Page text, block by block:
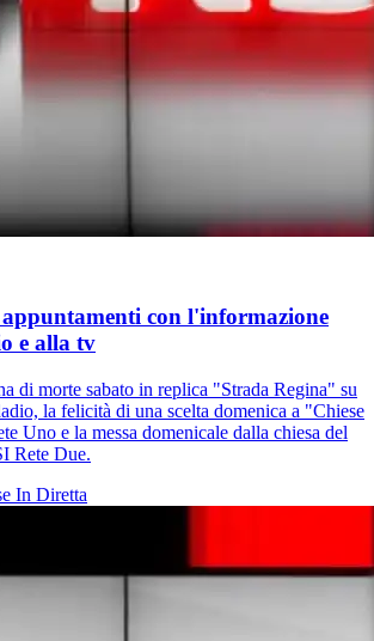
con l'informazione
e alla tv
di morte sabato in replica "Strada Regina" su
la felicità di una scelta domenica a "Chiese
Uno e la messa domenicale dalla chiesa del
Rete Due.
In Diretta